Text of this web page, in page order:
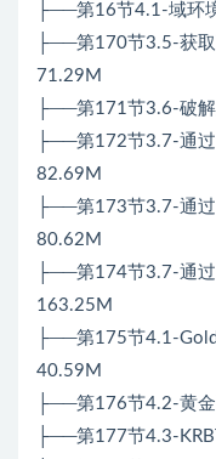
├──第16节4.1-域环
├──第170节3.5-获取
71.29M
├──第171节3.6-破
├──第172节3.7-通
82.69M
├──第173节3.7-通
80.62M
├──第174节3.7-通
163.25M
├──第175节4.1-
40.59M
├──第176节4.2-黄
├──第177节4.3-